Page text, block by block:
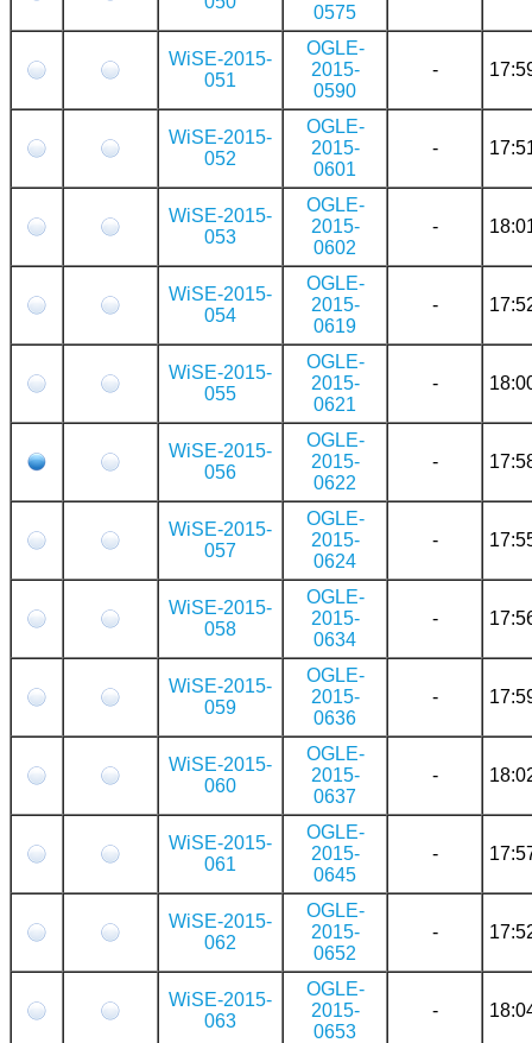
0575
WiSE-2015-
051
OGLE-
2015-
0590
-
WiSE-2015-
052
OGLE-
2015-
0601
-
WiSE-2015-
053
OGLE-
2015-
0602
-
WiSE-2015-
054
OGLE-
2015-
0619
-
WiSE-2015-
055
OGLE-
2015-
0621
-
WiSE-2015-
056
OGLE-
2015-
0622
-
WiSE-2015-
057
OGLE-
2015-
0624
-
WiSE-2015-
058
OGLE-
2015-
0634
-
WiSE-2015-
059
OGLE-
2015-
0636
-
WiSE-2015-
060
OGLE-
2015-
0637
-
WiSE-2015-
061
OGLE-
2015-
0645
-
WiSE-2015-
062
OGLE-
2015-
0652
-
WiSE-2015-
063
OGLE-
2015-
0653
-